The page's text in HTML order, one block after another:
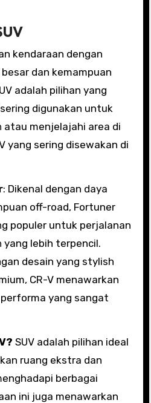
kendaraan dengan
dan kemampuan
adalah pilihan yang
digunakan untuk
atau menjelajahi area di
yang sering disewakan di
: Dikenal dengan daya
off-road, Fortuner
populer untuk perjalanan
yang lebih terpencil.
desain yang stylish
CR-V menawarkan
yang sangat
SUV adalah pilihan ideal
ruang ekstra dan
berbagai
ini juga menawarkan